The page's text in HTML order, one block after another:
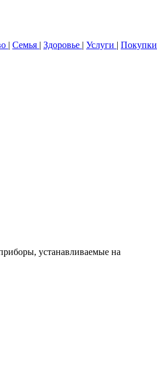
устанавливаемые на
| Семья | Здоровье | Услуги | Покупки